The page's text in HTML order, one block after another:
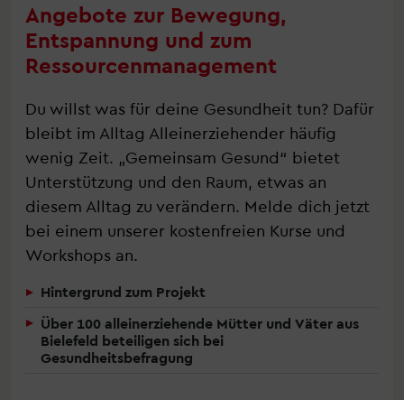
Angebote zur Bewegung,
Entspannung und zum
Ressourcenmanagement
Du willst was für deine Gesundheit tun? Dafür
bleibt im Alltag Alleinerziehender häufig
wenig Zeit. „Gemeinsam Gesund“ bietet
Unterstützung und den Raum, etwas an
diesem Alltag zu verändern. Melde dich jetzt
bei einem unserer kostenfreien Kurse und
Workshops an.
Hintergrund zum Projekt
Über 100 alleinerziehende Mütter und Väter aus
Bielefeld beteiligen sich bei
Gesundheitsbefragung